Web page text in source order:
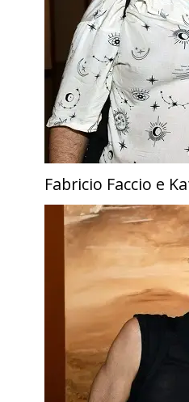
Fabricio Faccio e